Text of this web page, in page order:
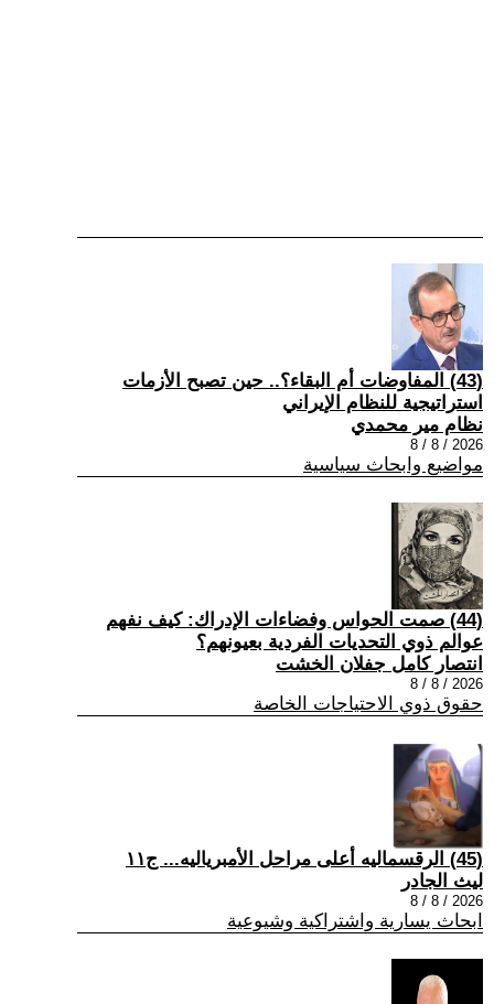
(43) المفاوضات أم البقاء؟.. حين تصبح الأزمات
استراتيجية للنظام الإيراني
نظام مير محمدي
2026 / 8 / 8
مواضيع وابحاث سياسية
(44) صمت الحواس وفضاءات الإدراك: كيف نفهم
عوالم ذوي التحديات الفردية بعيونهم؟
انتصار كامل جفلان الخشت
2026 / 8 / 8
حقوق ذوي الاحتياجات الخاصة
(45) الرقسماليه أعلى مراحل الأمبرياليه... ج١١
ليث الجادر
2026 / 8 / 8
ابحاث يسارية واشتراكية وشيوعية